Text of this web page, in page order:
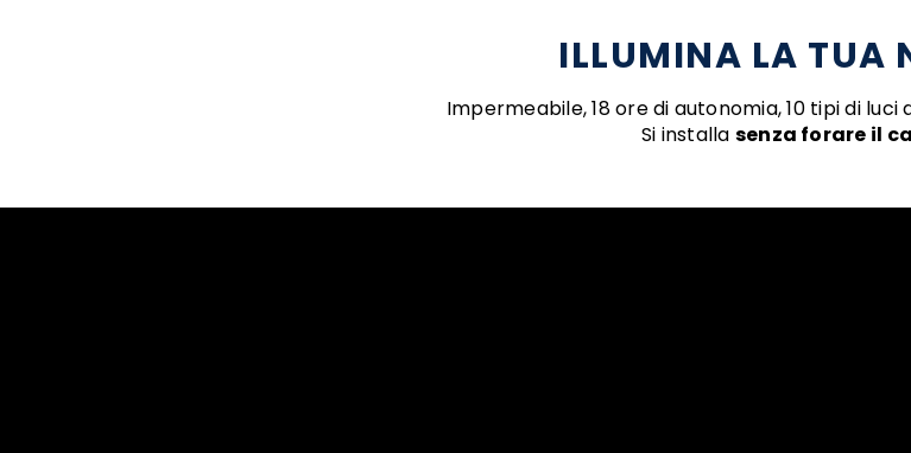
ILLUMINA LA TUA
Impermeabile, 18 ore di autonomia, 10 tipi di luci
Si installa senza forare il